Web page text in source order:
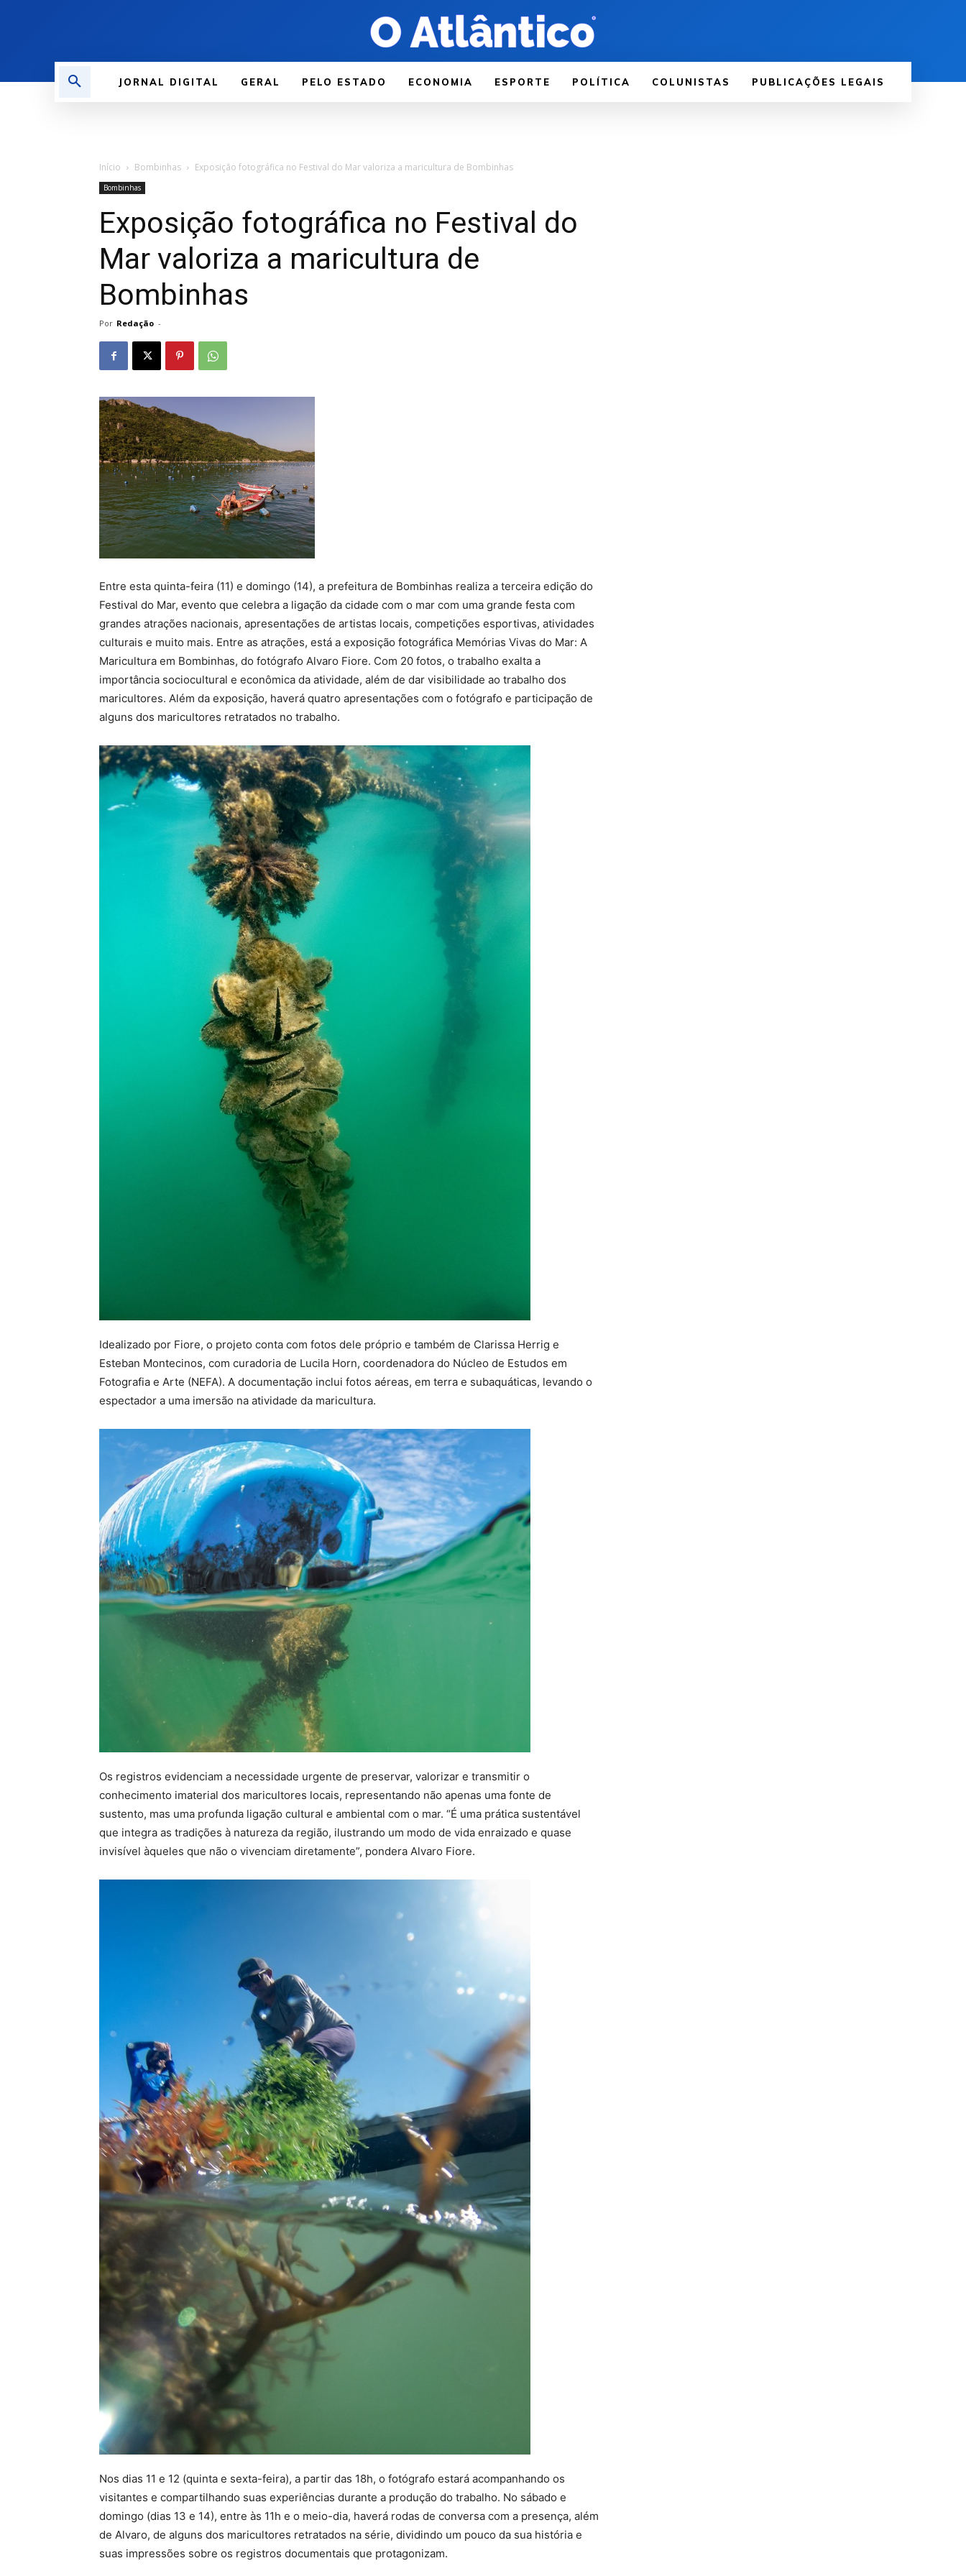
JORNAL DIGITAL GERAL PELO ESTADO ECONOMIA ESPORTE POLÍTICA COLUNISTAS PUBLICAÇÕES LEGAIS
Início Bombinhas Exposição fotográfica no Festival do Mar valoriza a maricultura de Bombinhas
Bombinhas
Exposição fotográfica no Festival do
Mar valoriza a maricultura de
Bombinhas
Por Redação -
Entre esta quinta-feira (11) e domingo (14), a prefeitura de Bombinhas realiza a terceira edição do
Festival do Mar, evento que celebra a ligação da cidade com o mar com uma grande festa com
grandes atrações nacionais, apresentações de artistas locais, competições esportivas, atividades
culturais e muito mais. Entre as atrações, está a exposição fotográfica Memórias Vivas do Mar: A
Maricultura em Bombinhas, do fotógrafo Alvaro Fiore. Com 20 fotos, o trabalho exalta a
importância sociocultural e econômica da atividade, além de dar visibilidade ao trabalho dos
maricultores. Além da exposição, haverá quatro apresentações com o fotógrafo e participação de
alguns dos maricultores retratados no trabalho.
Idealizado por Fiore, o projeto conta com fotos dele próprio e também de Clarissa Herrig e
Esteban Montecinos, com curadoria de Lucila Horn, coordenadora do Núcleo de Estudos em
Fotografia e Arte (NEFA). A documentação inclui fotos aéreas, em terra e subaquáticas, levando o
espectador a uma imersão na atividade da maricultura.
Os registros evidenciam a necessidade urgente de preservar, valorizar e transmitir o
conhecimento imaterial dos maricultores locais, representando não apenas uma fonte de
sustento, mas uma profunda ligação cultural e ambiental com o mar. “É uma prática sustentável
que integra as tradições à natureza da região, ilustrando um modo de vida enraizado e quase
invisível àqueles que não o vivenciam diretamente”, pondera Alvaro Fiore.
Nos dias 11 e 12 (quinta e sexta-feira), a partir das 18h, o fotógrafo estará acompanhando os
visitantes e compartilhando suas experiências durante a produção do trabalho. No sábado e
domingo (dias 13 e 14), entre às 11h e o meio-dia, haverá rodas de conversa com a presença, além
de Alvaro, de alguns dos maricultores retratados na série, dividindo um pouco da sua história e
suas impressões sobre os registros documentais que protagonizam.